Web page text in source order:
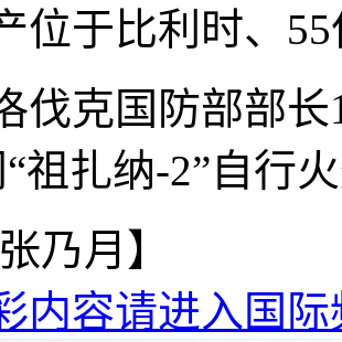
位于比利时、
克国防部部长
祖扎纳-2”自行
乃月】
内容请进入国际